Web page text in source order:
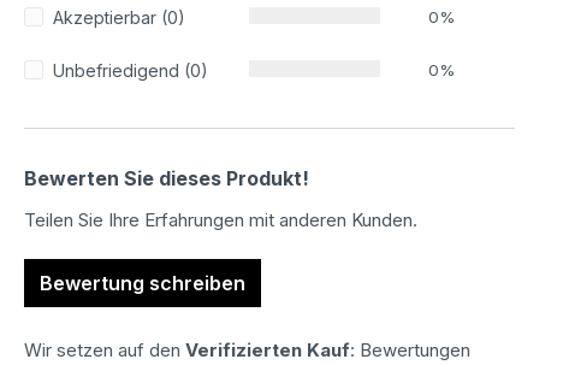
Akzeptierbar (0) 0%
Unbefriedigend (0) 0%
Bewerten Sie dieses Produkt!
Teilen Sie Ihre Erfahrungen mit anderen Kunden.
Bewertung schreiben
Wir setzen auf den Verifizierten Kauf: Bewertungen